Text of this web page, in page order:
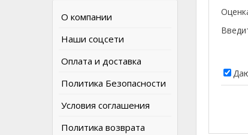
О компании
Наши соцсети
Оплата и доставка
Политика Безопасности
Условия соглашения
Политика возврата